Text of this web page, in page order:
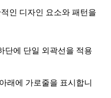
인 디자인 요소와 패턴을
단에 단일 외곽선을 적용
래에 가로줄을 표시합니